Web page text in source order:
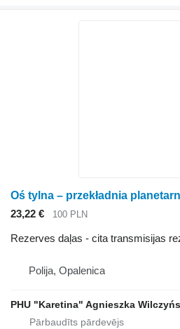
23,22 € 100 PLN
Rezerves daļas - cita transmisijas
Polija, Opalenica
PHU "Karetina" Agnieszka